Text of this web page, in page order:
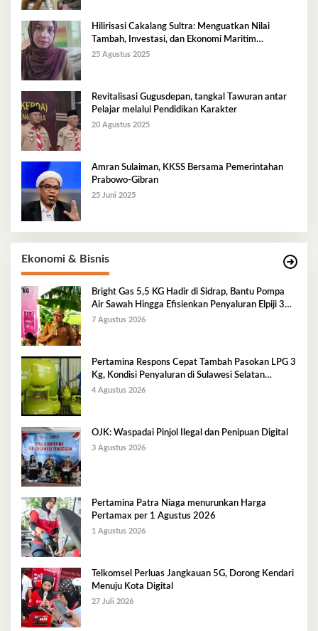
Hilirisasi Cakalang Sultra: Menguatkan Nilai
Tambah, Investasi, dan Ekonomi Maritim
Berkelanjutan
25 Agustus 2025
Revitalisasi Gugusdepan, tangkal Tawuran antar
Pelajar melalui Pendidikan Karakter
20 Agustus 2025
Amran Sulaiman, KKSS Bersama Pemerintahan
Prabowo-Gibran
25 Juni 2025
Ekonomi & Bisnis
Bright Gas 5,5 KG Hadir di Sidrap, Bantu Pompa
Air Sawah Hingga Efisienkan Penyaluran Elpiji 3
Kg
7 Agustus 2026
Pertamina Respons Cepat Tambah Pasokan LPG 3
Kg, Kondisi Penyaluran di Sulawesi Selatan
Berlangsung Kondusif
4 Agustus 2026
OJK: Waspadai Pinjol Ilegal dan Penipuan Digital
3 Agustus 2026
Pertamina Patra Niaga menurunkan Harga
Pertamax per 1 Agustus 2026
1 Agustus 2026
Telkomsel Perluas Jangkauan 5G, Dorong Kendari
Menuju Kota Digital
27 Juli 2026